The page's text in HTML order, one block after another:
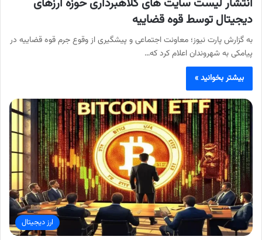
دیجیتال توسط قوه قضاییه
به گزارش پارت نیوز؛ معاونت اجتماعی و پیشگیری از وقوع جرم قوه قضاییه در
پیامکی به شهروندان اعلام کرد که…
بیشتر بخوانید »
ارز دیجیتال